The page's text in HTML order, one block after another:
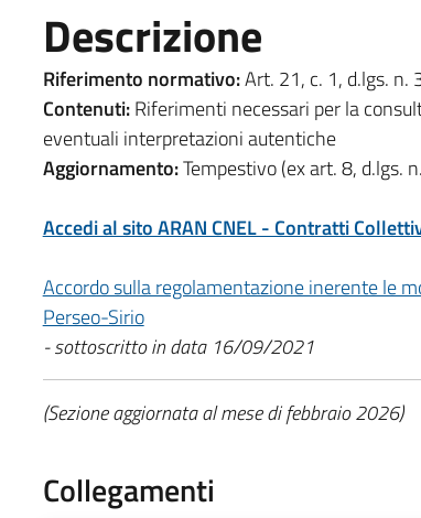
Descrizione
Riferimento normativo:Art. 21, c. 1, d.lgs. n.
Contenuti:Riferimenti necessari per la
eventuali interpretazioni autentiche
Aggiornamento:Tempestivo (ex art. 8, d.lgs.
Accedi al sito ARAN CNEL - Contratti
Accordo sulla regolamentazione inerente le
Perseo-Sirio
- sottoscritto in data 16/09/2021
(Sezione aggiornata al mese di febbraio 2026)
Collegamenti